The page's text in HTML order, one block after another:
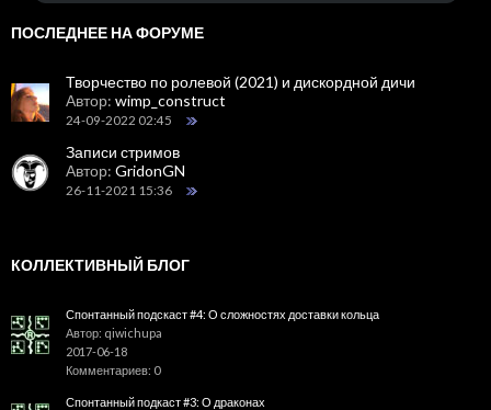
ПОСЛЕДНЕЕ НА ФОРУМЕ
Творчество по ролевой (2021) и дискордной дичи
Автор: wimp_construct
24-09-2022 02:45
Записи стримов
Автор: GridonGN
26-11-2021 15:36
КОЛЛЕКТИВНЫЙ БЛОГ
Спонтанный подскаст #4: О сложностях доставки кольца
Автор: qiwichupa
2017-06-18
Комментариев: 0
Спонтанный подкаст #3: О драконах